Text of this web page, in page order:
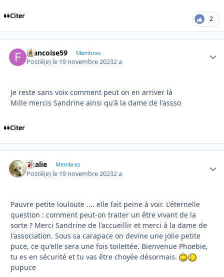
Citer 2
Francoise59 Membres
Posté(e) le 19 novembre 20232 a
Je reste sans voix comment peut on en arriver là
Mille mercis Sandrine ainsi qu'à la dame de l'assso
Citer
Thalie Membres
Posté(e) le 19 novembre 20232 a
Pauvre petite louloute .... elle fait peine à voir. L'éternelle
question : comment peut-on traiter un être vivant de la
sorte ? Merci Sandrine de l'accueillir et merci à la dame de
l'association. Sous sa carapace on devine une jolie petite
puce, ce qu'elle sera une fois toilettée. Bienvenue Phoebie,
tu es en sécurité et tu vas être choyée désormais.
pupuce